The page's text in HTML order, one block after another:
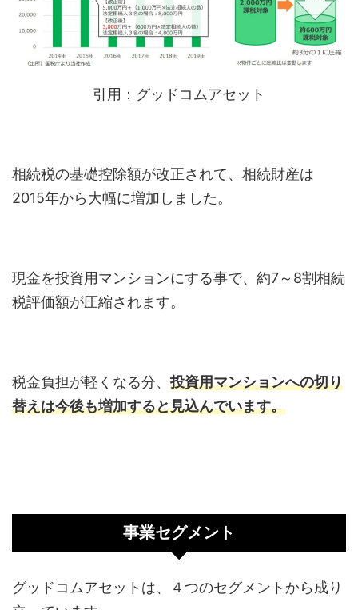
引用：グッドコムアセット
相続税の基礎控除額が改正されて、相続財産は
2015年から大幅に増加しました。
現金を投資用マンションにする事で、約7～8割相続
税評価額が圧縮されます。
税金負担が軽くなる分、投資用マンションへの切り
替えは今後も増加すると見込んでいます。
事業セグメント
グッドコムアセットは、４つのセグメントから成り